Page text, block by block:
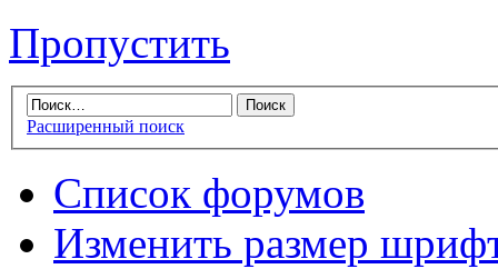
Пропустить
Расширенный поиск
Список форумов
Изменить размер